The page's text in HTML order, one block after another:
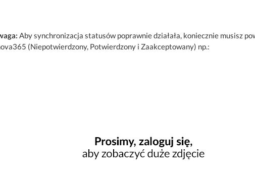
Aby synchronizacja statusów poprawnie działała, koniecznie musisz
(Niepotwierdzony, Potwierdzony i Zaakceptowany) np.: